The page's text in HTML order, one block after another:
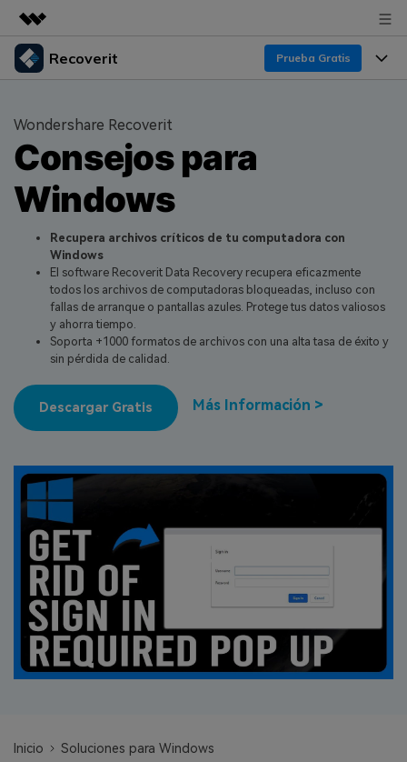
Productos destacados
Utilidades
Soluciones
Quiénes somos
Sala de prensa
Tienda
Soporte
Recoverit Prueba Gratis
Recoverit para Windows
Líder en recuperación para Windows
Pruébalo Gratis
Recoverit para Mac
Recupera datos ilimitados del sistema Mac
Pruébalo Gratis
Recoverit Gratis
Otros Productos
Repairit - Reparar Datos
Funciones
Recuperar de Unidades
Recuperar Medios Borrados
Soluciones de Recuperación Exclusivas Nuevo
Recuperar Documentos
Escenarios de Pérdida de Datos
VER TODAS LAS FUNCIONES
Recursos
Por qué Recoverit
Experto en Recuperación de Datos
Historias de Clientes
Temas Destacados
DESCARGAR Sign In
search
Wondershare Recoverit
Consejos para
Windows
Recupera archivos críticos de tu computadora con
Windows
El software Recoverit Data Recovery recupera eficazmente
todos los archivos de computadoras bloqueadas, incluso con
fallas de arranque o pantallas azules. Protege tus datos valiosos
y ahorra tiempo.
Soporta +1000 formatos de archivos con una alta tasa de éxito y
sin pérdida de calidad.
Descargar Gratis Más Información >
Inicio
Soluciones para Windows